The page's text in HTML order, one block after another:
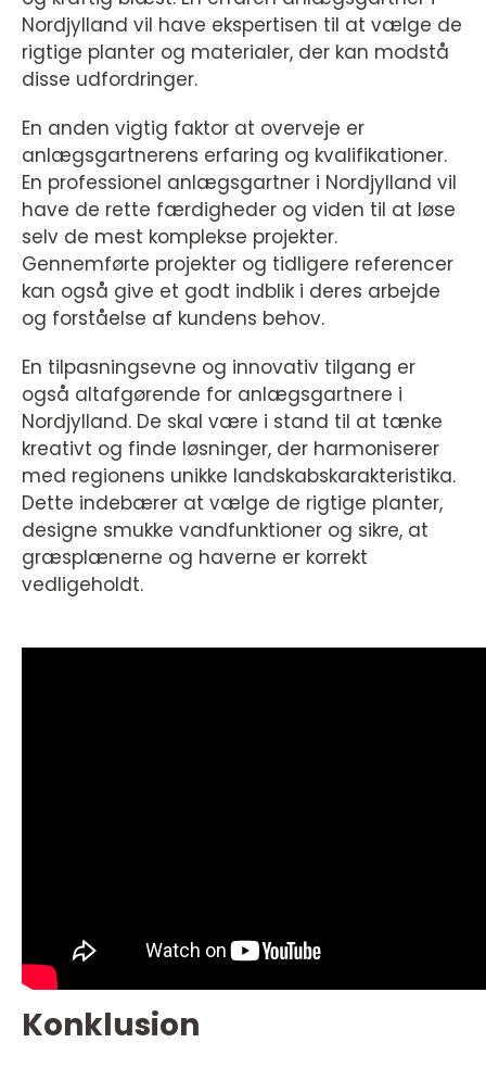
Nordjylland vil have ekspertisen til at vælge de
rigtige planter og materialer, der kan modstå
disse udfordringer.
En anden vigtig faktor at overveje er
anlægsgartnerens erfaring og kvalifikationer.
En professionel anlægsgartner i Nordjylland vil
have de rette færdigheder og viden til at løse
selv de mest komplekse projekter.
Gennemførte projekter og tidligere referencer
kan også give et godt indblik i deres arbejde
og forståelse af kundens behov.
En tilpasningsevne og innovativ tilgang er
også altafgørende for anlægsgartnere i
Nordjylland. De skal være i stand til at tænke
kreativt og finde løsninger, der harmoniserer
med regionens unikke landskabskarakteristika.
Dette indebærer at vælge de rigtige planter,
designe smukke vandfunktioner og sikre, at
græsplænerne og haverne er korrekt
vedligeholdt.
Konklusion